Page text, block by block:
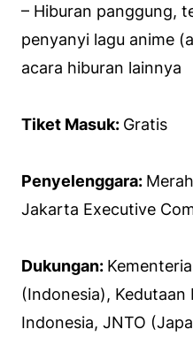
– Hiburan panggung,
penyanyi lagu anime
acara hiburan lainnya
Tiket Masuk: Gratis
Penyelenggara:
Jakarta Executive
Dukungan:
(Indonesia),
Indonesia, JNTO